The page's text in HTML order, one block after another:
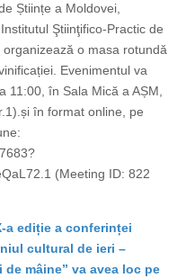
Științe a Moldovei,
Ştiinţifico-Practic de
o masa rotundă
Evenimentul va
în Sala Mică a AȘM,
în format online, pe
(Meeting ID: 822
a ediție a conferinței
cultural de ieri –
mâine” va avea loc pe